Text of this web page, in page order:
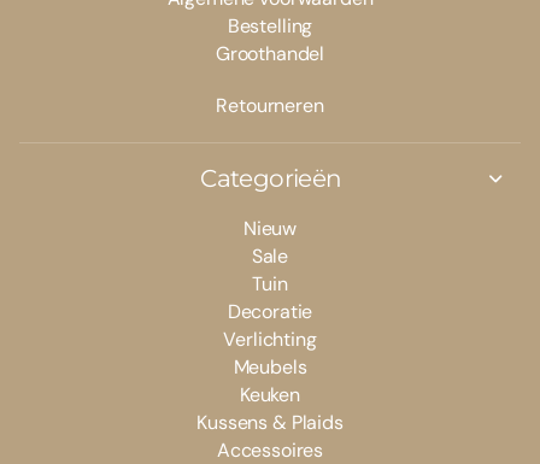
Bestelling
Groothandel
Retourneren
Categorieën
Nieuw
Sale
Tuin
Decoratie
Verlichting
Meubels
Keuken
Kussens & Plaids
Accessoires